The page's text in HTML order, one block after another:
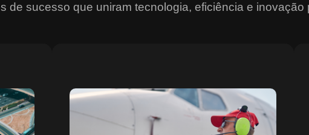
de sucesso que uniram tecnologia, eficiência e
Sobre o Case Aeroportos